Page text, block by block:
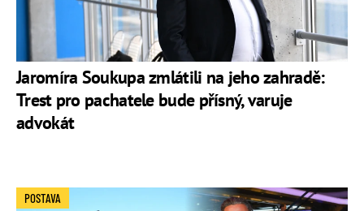
Jaromíra Soukupa zmlátili na jeho zahradě:
Trest pro pachatele bude přísný, varuje
advokát
POSTAVA